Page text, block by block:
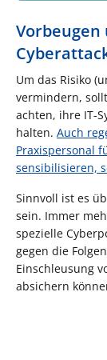
Vorbeugen
Um das Risiko
vermindern,
achten, ihre IT-
halten. Auch
Praxispersonal
sensibilisieren,
Sinnvoll ist es
sein. Immer
spezielle
gegen die
Einschleusung
absichern